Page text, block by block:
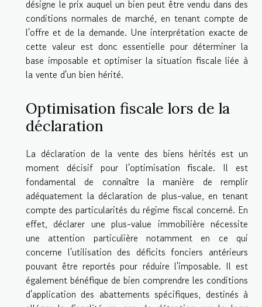
désigne le prix auquel un bien peut être vendu dans des
conditions normales de marché, en tenant compte de
l'offre et de la demande. Une interprétation exacte de
cette valeur est donc essentielle pour déterminer la
base imposable et optimiser la situation fiscale liée à
la vente d'un bien hérité.
Optimisation fiscale lors de la
déclaration
La déclaration de la vente des biens hérités est un
moment décisif pour l'optimisation fiscale. Il est
fondamental de connaître la manière de remplir
adéquatement la déclaration de plus-value, en tenant
compte des particularités du régime fiscal concerné. En
effet, déclarer une plus-value immobilière nécessite
une attention particulière notamment en ce qui
concerne l'utilisation des déficits fonciers antérieurs
pouvant être reportés pour réduire l'imposable. Il est
également bénéfique de bien comprendre les conditions
d'application des abattements spécifiques, destinés à